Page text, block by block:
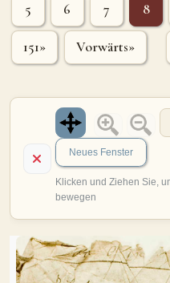
Geografische
ARCHIV
Grabsteine
MITMACHEN
Personen-Suche
Benutzer-Login beantragen
5 6 7 8
151» Vorwärts»